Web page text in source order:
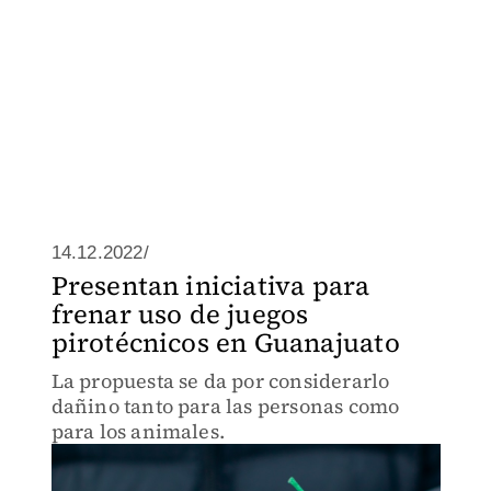
14.12.2022/
Presentan iniciativa para
frenar uso de juegos
pirotécnicos en Guanajuato
La propuesta se da por considerarlo
dañino tanto para las personas como
para los animales.